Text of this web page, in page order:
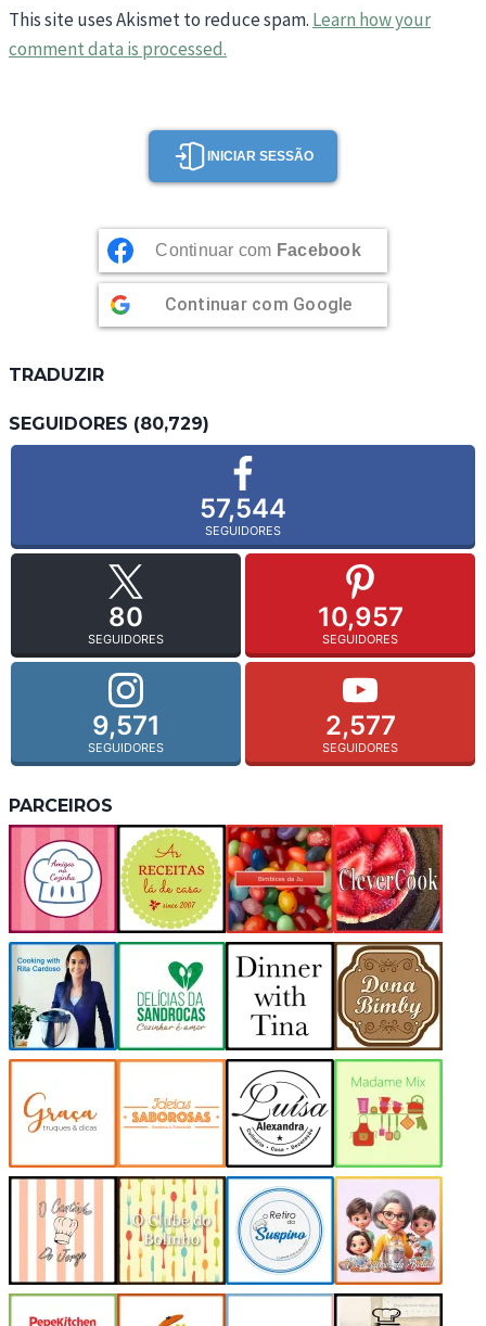
This site uses Akismet to reduce spam. Learn how your
comment data is processed.
INICIAR SESSÃO
Continuar com Facebook
Continuar com Google
TRADUZIR
SEGUIDORES (80,729)
57,544
SEGUIDORES
80
SEGUIDORES
10,957
SEGUIDORES
9,571
SEGUIDORES
2,577
SEGUIDORES
PARCEIROS